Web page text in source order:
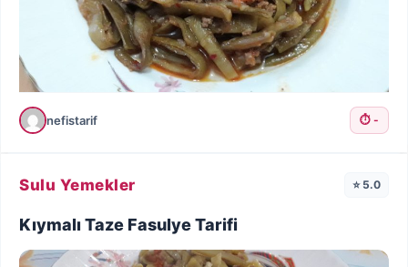
nefistarif ⏱️ -
Sulu Yemekler ⭐ 5.0
Kıymalı Taze Fasulye Tarifi